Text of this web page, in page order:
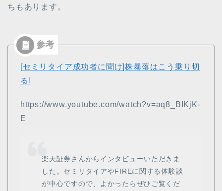
ちもあります。
[セミリタイア成功者に聞け]株暴落はこう乗り切
る!
https://www.youtube.com/watch?v=aq8_BIKjK-
E
楽天証券さんからインタビューいただきま
した。セミリタイアやFIREに関する体験談
が中心ですので、よかったらぜひご覧くだ